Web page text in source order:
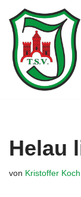
Zum
Inhalt
springen
Helau
von Kristoffer Koch